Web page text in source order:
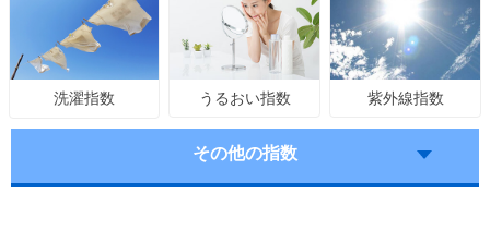
洗濯指数 うるおい指数 紫外線指数
その他の指数